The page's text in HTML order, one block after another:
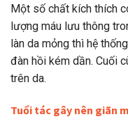
Một số chất kích thích
lượng máu lưu thông
làn da mỏng thì hệ
đàn hồi kém dần. Cuối
trên da.
Tuổi tác gây nên giãn